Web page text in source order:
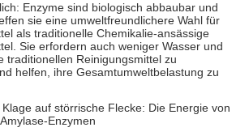
Enzyme sind biologisch abbaubar und
sie eine umweltfreundlichere Wahl für
als traditionelle Chemikalie-ansässige
Sie erfordern auch weniger Wasser und
traditionellen Reinigungsmittel zu
helfen, ihre Gesamtumweltbelastung zu
auf störrische Flecke: Die Energie von
Enzymen